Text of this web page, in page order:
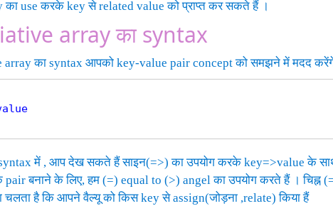
का use करके key से related value को प्राप्त कर सकते हैं ।
array का syntax
array का syntax आपको key-value pair concept को समझने में मदद
में , आप देख सकते हैं साइन(=>) का उपयोग करके key=>value के
बनाने के लिए, हम (=) equal to (>) angel का उपयोग करते हैं । चिह्न
चलता है कि आपने वैल्यू को किस key से assign(जोड़ना ,relate) किया हैं